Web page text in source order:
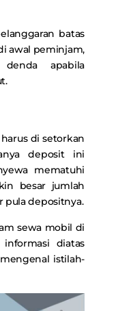
batas
awal peminjam,
apabila
di setorkan
deposit ini
mematuhi
besar jumlah
pula depositnya.
sewa mobil di
informasi diatas
istilah-